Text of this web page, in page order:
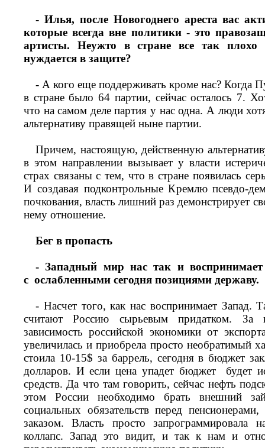
- Илья, после Новогоднего ареста вас
которые всегда вне политики - это
артисты. Неужто в стране все так плохо
нуждается в защите?
- А кого еще поддерживать кроме нас? Когда
в стране было 64 партии, сейчас осталось 7.
что на самом деле партия у нас одна. А люди
альтернативу правящей ныне партии.
Причем, настоящую, действенную
в этом направлении вызывает у власти
страх связаны с тем, что в стране появилась
И создавая подконтрольные Кремлю псевдо-
почкования, власть лишний раз демонстрирует
нему отношение.
Бег в пропасть
- Западный мир нас так и воспринимает
с ослабленными сегодня позициями державу.
- Насчет того, как нас воспринимает Запад.
считают Россию сырьевым придатком.
зависимость российской экономики от
увеличилась и приобрела просто необратимый
стоила 10-15$ за баррель, сегодня в бюджет
долларов. И если цена упадет бюджет будет
средств. Да что там говорить, сейчас нефть
этом России необходимо брать внешний
социальных обязательств перед
заказом. Власть просто
коллапс. Запад это видит, и так к нам и